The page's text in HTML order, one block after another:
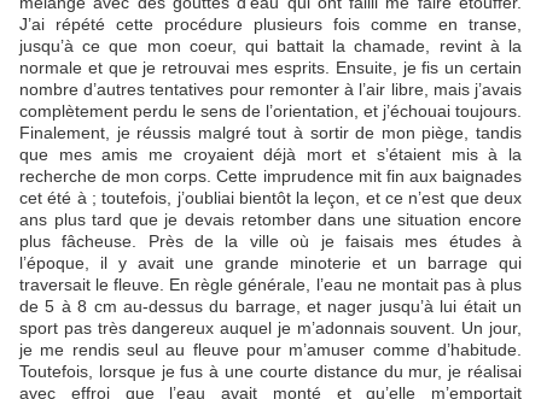
J’ai répété cette procédure plusieurs fois comme en transe,
jusqu’à ce que mon coeur, qui battait la chamade, revint à la
normale et que je retrouvai mes esprits. Ensuite, je fis un certain
nombre d’autres tentatives pour remonter à l’air libre, mais j’avais
complètement perdu le sens de l’orientation, et j’échouai toujours.
Finalement, je réussis malgré tout à sortir de mon piège, tandis
que mes amis me croyaient déjà mort et s’étaient mis à la
recherche de mon corps. Cette imprudence mit fin aux baignades
cet été à ; toutefois, j’oubliai bientôt la leçon, et ce n’est que deux
ans plus tard que je devais retomber dans une situation encore
plus fâcheuse. Près de la ville où je faisais mes études à
l’époque, il y avait une grande minoterie et un barrage qui
traversait le fleuve. En règle générale, l’eau ne montait pas à plus
de 5 à 8 cm au-dessus du barrage, et nager jusqu’à lui était un
sport pas très dangereux auquel je m’adonnais souvent. Un jour,
je me rendis seul au fleuve pour m’amuser comme d’habitude.
Toutefois, lorsque je fus à une courte distance du mur, je réalisai
avec effroi que l’eau avait monté et qu’elle m’emportait